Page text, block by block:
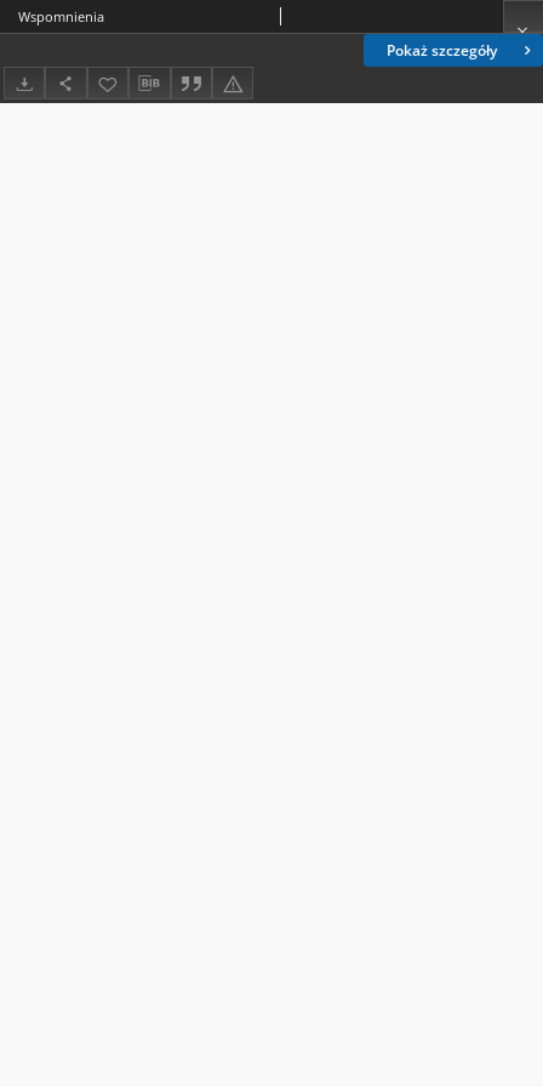
Pokaż szczegóły
Wspomnienia